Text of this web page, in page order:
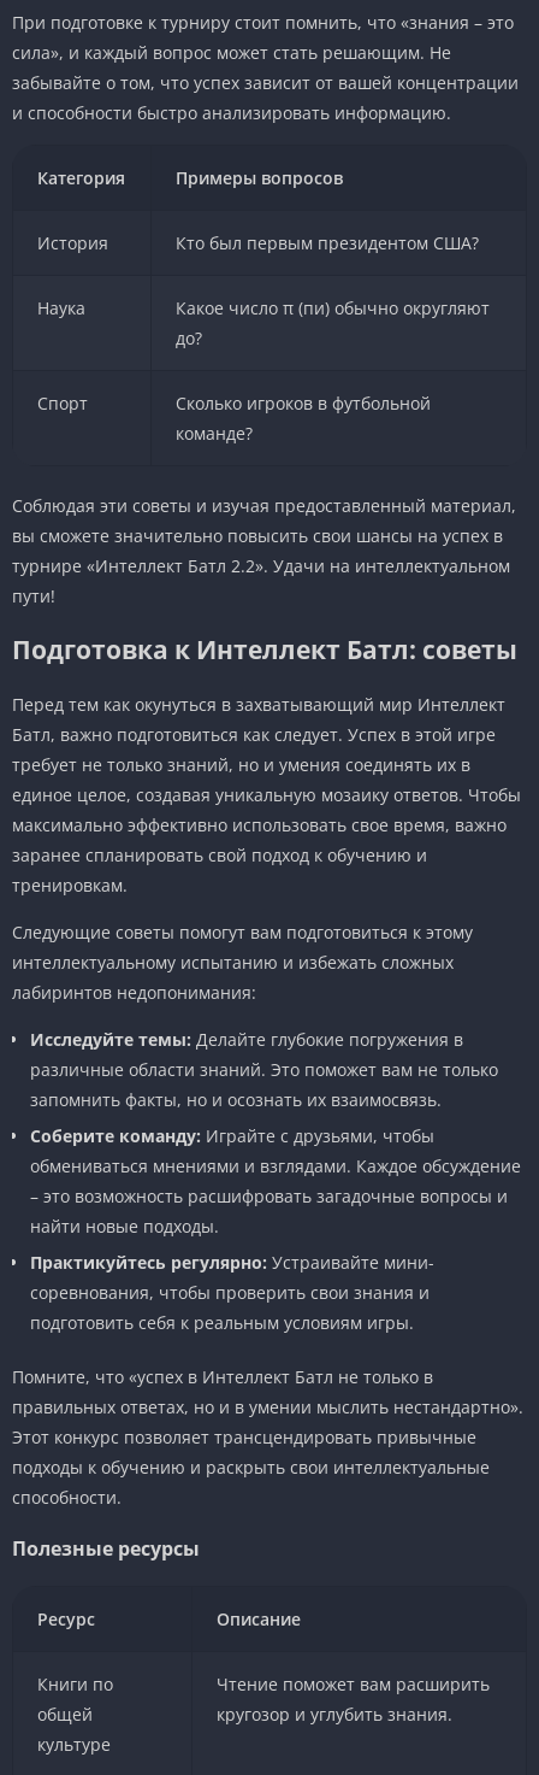
При подготовке к турниру стоит помнить, что «знания – это
сила», и каждый вопрос может стать решающим. Не
забывайте о том, что успех зависит от вашей концентрации
и способности быстро анализировать информацию.
Категория Примеры вопросов
История Кто был первым президентом США?
Наука
Какое число π (пи) обычно округляют
до?
Спорт
Сколько игроков в футбольной
команде?
Соблюдая эти советы и изучая предоставленный материал,
вы сможете значительно повысить свои шансы на успех в
турнире «Интеллект Батл 2.2». Удачи на интеллектуальном
пути!
Подготовка к Интеллект Батл: советы
Перед тем как окунуться в захватывающий мир Интеллект
Батл, важно подготовиться как следует. Успех в этой игре
требует не только знаний, но и умения соединять их в
единое целое, создавая уникальную мозаику ответов. Чтобы
максимально эффективно использовать свое время, важно
заранее спланировать свой подход к обучению и
тренировкам.
Следующие советы помогут вам подготовиться к этому
интеллектуальному испытанию и избежать сложных
лабиринтов недопонимания:
Исследуйте темы: Делайте глубокие погружения в
различные области знаний. Это поможет вам не только
запомнить факты, но и осознать их взаимосвязь.
Соберите команду: Играйте с друзьями, чтобы
обмениваться мнениями и взглядами. Каждое обсуждение
– это возможность расшифровать загадочные вопросы и
найти новые подходы.
Практикуйтесь регулярно: Устраивайте мини-
соревнования, чтобы проверить свои знания и
подготовить себя к реальным условиям игры.
Помните, что «успех в Интеллект Батл не только в
правильных ответах, но и в умении мыслить нестандартно».
Этот конкурс позволяет трансцендировать привычные
подходы к обучению и раскрыть свои интеллектуальные
способности.
Полезные ресурсы
Ресурс Описание
Книги по
общей
культуре
Чтение поможет вам расширить
кругозор и углубить знания.